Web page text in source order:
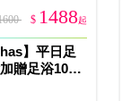
$ 1488起
】平日足
贈足浴10分